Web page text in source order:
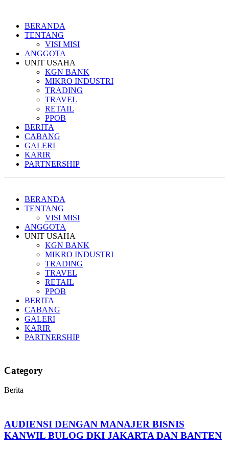
BERANDA
TENTANG
VISI MISI
ANGGOTA
UNIT USAHA
KGN BANK
MIKRO INDUSTRI
TRADING
TRAVEL
RETAIL
PPOB
BERITA
CABANG
GALERI
KARIR
PARTNERSHIP
BERANDA
TENTANG
VISI MISI
ANGGOTA
UNIT USAHA
KGN BANK
MIKRO INDUSTRI
TRADING
TRAVEL
RETAIL
PPOB
BERITA
CABANG
GALERI
KARIR
PARTNERSHIP
Category
Berita
AUDIENSI DENGAN MANAJER BISNIS
KANWIL BULOG DKI JAKARTA DAN BANTEN